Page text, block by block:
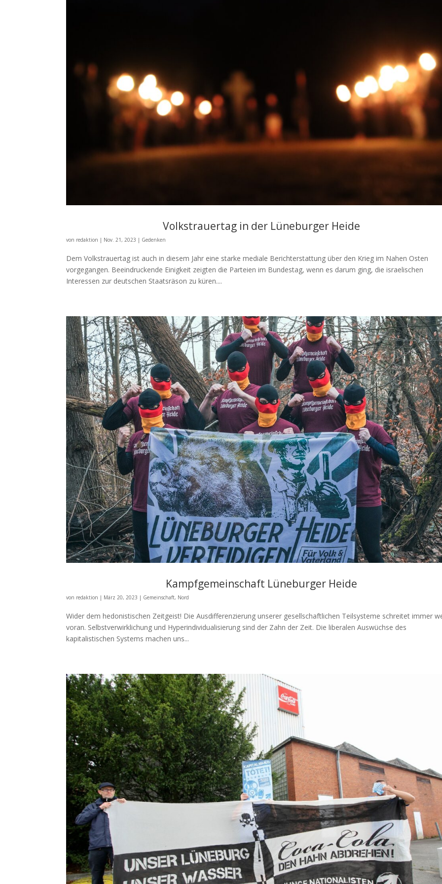
Volkstrauertag in der Lüneburger Heide
von redaktion | Nov. 21, 2023 | Gedenken
Dem Volkstrauertag ist auch in diesem Jahr eine starke mediale Berichterstattung über den Krieg im Nahen Osten
vorgegangen. Beeindruckende Einigkeit zeigten die Parteien im Bundestag, wenn es darum ging, die israelischen
Interessen zur deutschen Staatsräson zu küren....
Kampfgemeinschaft Lüneburger Heide
von redaktion | März 20, 2023 | Gemeinschaft, Nord
Wider dem hedonistischen Zeitgeist! Die Ausdifferenzierung unserer gesellschaftlichen Teilsysteme schreitet immer
voran. Selbstverwirklichung und Hyperindividualisierung sind der Zahn der Zeit. Die liberalen Auswüchse des
kapitalistischen Systems machen uns...